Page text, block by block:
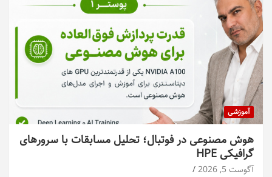
آموزشی
هوش مصنوعی در فوتبال؛ تحلیل مسابقات با سرورهای
گرافیکی HPE
آگوست 5, 2026